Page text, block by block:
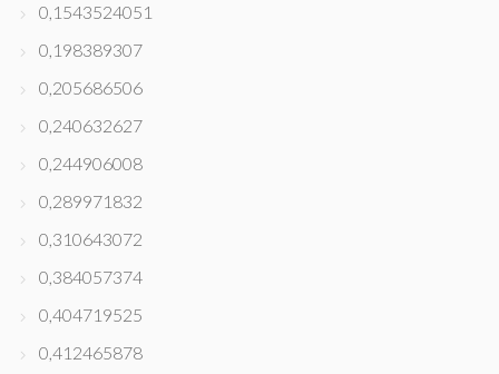
0,1543524051
0,198389307
0,205686506
0,240632627
0,244906008
0,289971832
0,310643072
0,384057374
0,404719525
0,412465878